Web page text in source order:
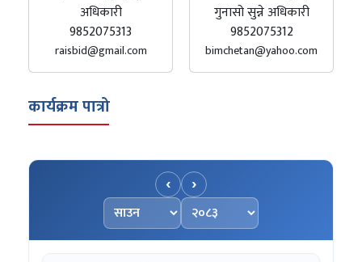
अधिकारी
9852075313
raisbid@gmail.com
गुनासो सुन्ने अधिकारी
9852075312
bimchetan@yahoo.com
कार्यक्रम पात्रो
‹
महिना चयन गर्नुहोस्
वर्ष चयन गर्नुहोस्
›